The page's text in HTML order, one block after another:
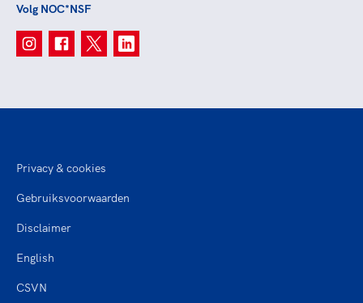
Volg NOC*NSF
Privacy & cookies
Gebruiksvoorwaarden
Disclaimer
English
CSVN